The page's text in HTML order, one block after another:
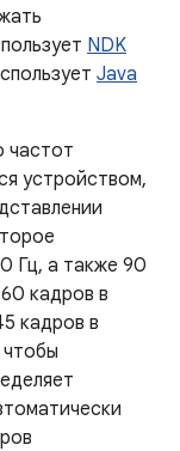
NDK
Java
частот
устройством,
Гц, а также 90
кадров в
кадров в
чтобы